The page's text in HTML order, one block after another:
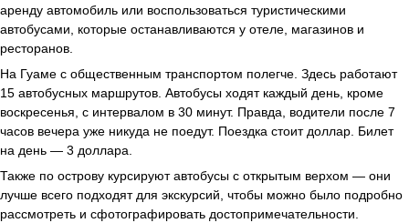
аренду автомобиль или воспользоваться туристическими
автобусами, которые останавливаются у отеле, магазинов и
ресторанов.
На Гуаме с общественным транспортом полегче. Здесь работают
15 автобусных маршрутов. Автобусы ходят каждый день, кроме
воскресенья, с интервалом в 30 минут. Правда, водители после 7
часов вечера уже никуда не поедут. Поездка стоит доллар. Билет
на день — 3 доллара.
Также по острову курсируют автобусы с открытым верхом — они
лучше всего подходят для экскурсий, чтобы можно было подробно
рассмотреть и сфотографировать достопримечательности.